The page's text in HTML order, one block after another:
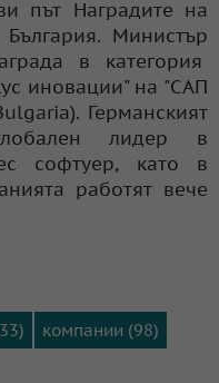
път Наградите на
Министър
в категория
иновации" на "САП
Германският
лидер в
софтуер, като в
работят вече
компании (98)